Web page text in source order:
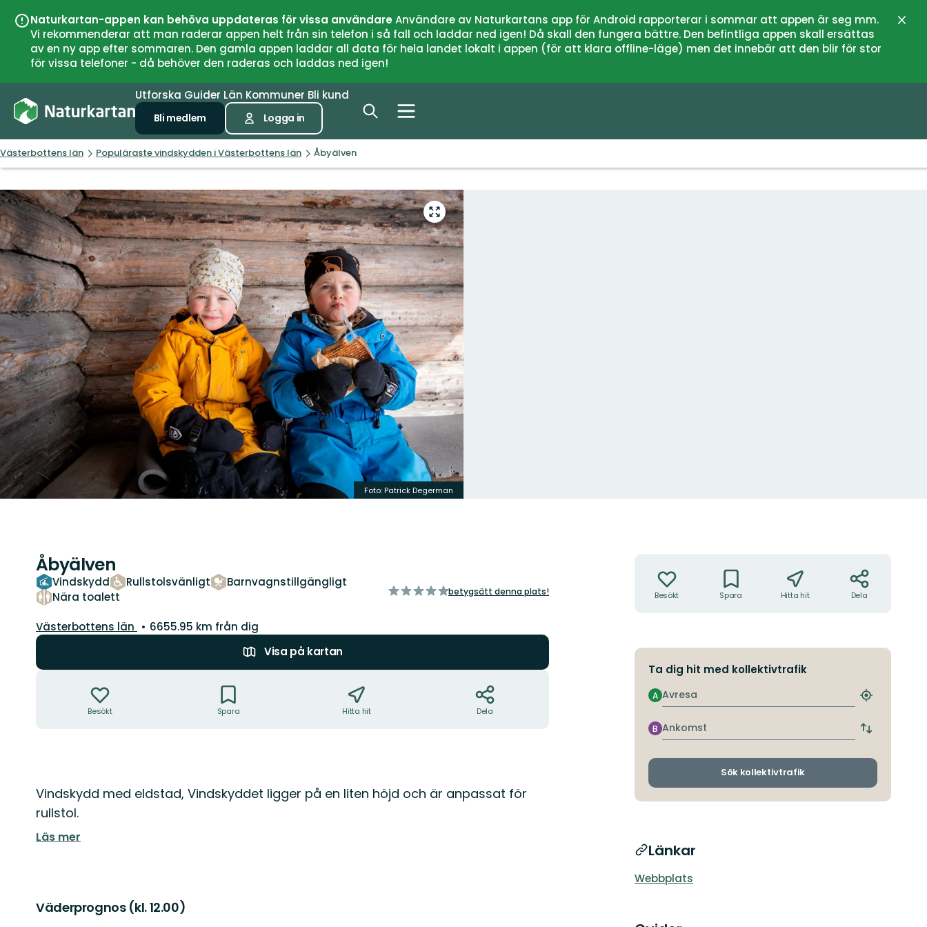
Naturkartan-appen kan behöva uppdateras för vissa användareAnvändare av Naturkartans app för Android rapporterar i sommar att appen är seg mm.
Vi rekommenderar att man raderar appen helt från sin telefon i så fall och laddar ned igen! Då skall den fungera bättre. Den befintliga appen skall ersättas
av en ny app efter sommaren. Den gamla appen laddar all data för hela landet lokalt i appen (för att klara offline-läge) men det innebär att den blir för stor
för vissa telefoner - då behöver den raderas och laddas ned igen!
Utforska Guider Län Kommuner Bli kund
Bli medlem Logga in
Västerbottens län Populäraste vindskydden i Västerbottens län Åbyälven
Gå
till
helskärmsläge
Foto: Patrick Degerman
Åbyälven
Vindskydd Rullstolsvänligt
Barnvagnstillgängligt
Nära toalett
av
betygsätt denna plats!
Län:
Västerbottens län
6655.95 km från dig
Visa på kartan
Besökt Spara Hitta hit Dela
Beskrivning
Vindskydd med eldstad, Vindskyddet ligger på en liten höjd och är anpassat för
rullstol.
Läs mer
Väderprognos (kl. 12.00)
Besökt Spara Hitta hit Dela
Ta dig hit med kollektivtrafik
Avresa
A
Hitta
hållplats
Ankomst
B
Byt
och
Sök kollektivtrafik
Länkar
Webbplats